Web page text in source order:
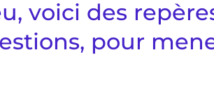
voici des
pour